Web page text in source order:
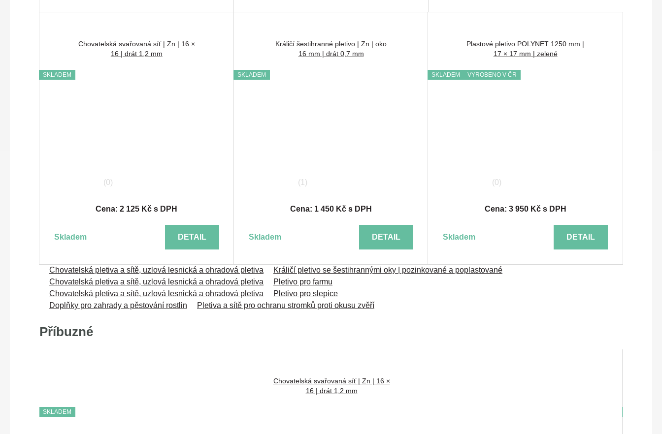
Chovatelská svařovaná síť | Zn | 16 ×
16 | drát 1,2 mm
SKLADEM
(0)
Cena: 2 125 Kč s DPH
skladem DETAIL
Králičí šestihranné pletivo | Zn | oko
16 mm | drát 0,7 mm
SKLADEM
(1)
Cena: 1 450 Kč s DPH
skladem DETAIL
Plastové pletivo POLYNET 1250 mm |
17 × 17 mm | zelené
SKLADEM VYROBENO V ČR
(0)
Cena: 3 950 Kč s DPH
skladem DETAIL
Chovatelská pletiva a sítě, uzlová lesnická a ohradová pletiva
Králičí pletivo se šestihrannými oky | pozinkované a poplastované
Chovatelská pletiva a sítě, uzlová lesnická a ohradová pletiva
Pletivo pro farmu
Chovatelská pletiva a sítě, uzlová lesnická a ohradová pletiva
Pletivo pro slepice
Doplňky pro zahrady a pěstování rostlin
Pletiva a sítě pro ochranu stromků proti okusu zvěří
Příbuzné
Chovatelská svařovaná síť | Zn | 16 ×
16 | drát 1,2 mm
SKLADEM